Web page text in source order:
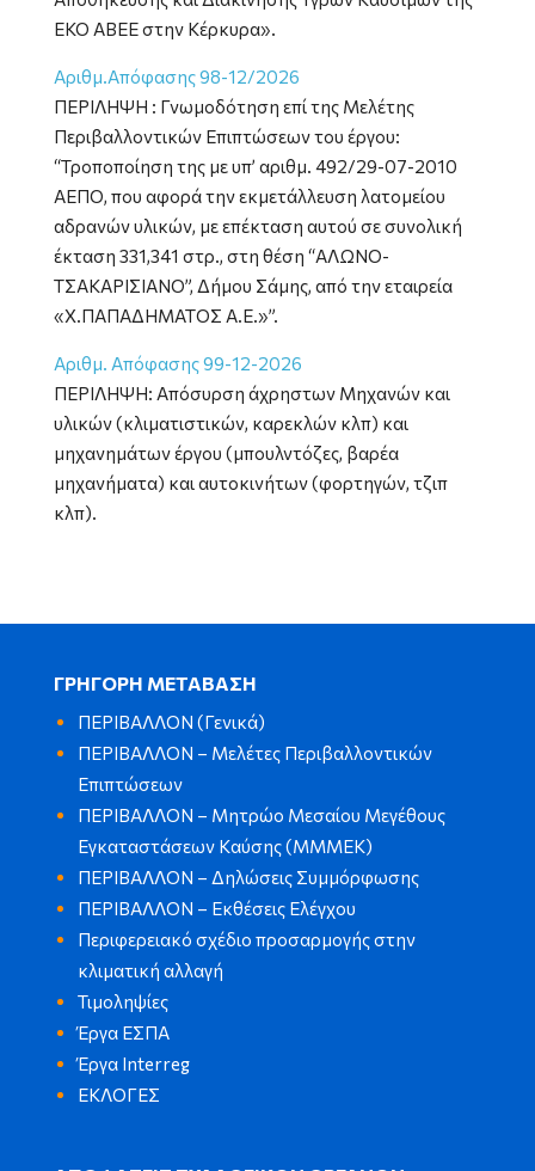
ΕΚΟ ΑΒΕΕ στην Κέρκυρα».
Αριθμ.Απόφασης 98-12/2026
ΠΕΡΙΛΗΨΗ : Γνωμοδότηση επί της Μελέτης
Περιβαλλοντικών Επιπτώσεων του έργου:
“Τροποποίηση της με υπ’ αριθμ. 492/29-07-2010
ΑΕΠΟ, που αφορά την εκμετάλλευση λατομείου
αδρανών υλικών, με επέκταση αυτού σε συνολική
έκταση 331,341 στρ., στη θέση “ΑΛΩΝΟ-
ΤΣΑΚΑΡΙΣΙΑΝΟ”, Δήμου Σάμης, από την εταιρεία
«Χ.ΠΑΠΑΔΗΜΑΤΟΣ Α.Ε.»”.
Αριθμ. Απόφασης 99-12-2026
ΠΕΡΙΛΗΨΗ: Απόσυρση άχρηστων Μηχανών και
υλικών (κλιματιστικών, καρεκλών κλπ) και
μηχανημάτων έργου (μπουλντόζες, βαρέα
μηχανήματα) και αυτοκινήτων (φορτηγών, τζιπ
κλπ).
ΓΡΗΓΟΡΗ ΜΕΤΑΒΑΣΗ
ΠΕΡΙΒΑΛΛΟΝ (Γενικά)
ΠΕΡΙΒΑΛΛΟΝ – Μελέτες Περιβαλλοντικών
Επιπτώσεων
ΠΕΡΙΒΑΛΛΟΝ – Μητρώο Μεσαίου Μεγέθους
Εγκαταστάσεων Καύσης (ΜΜΜΕΚ)
ΠΕΡΙΒΑΛΛΟΝ – Δηλώσεις Συμμόρφωσης
ΠΕΡΙΒΑΛΛΟΝ – Εκθέσεις Ελέγχου
Περιφερειακό σχέδιο προσαρμογής στην
κλιματική αλλαγή
Τιμοληψίες
Έργα ΕΣΠΑ
Έργα Interreg
ΕΚΛΟΓΕΣ